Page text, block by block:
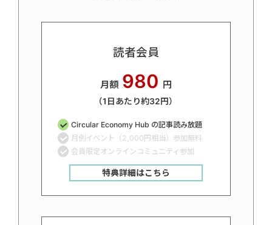
読者会員
月額 980 円
（1日あたり約32円）
Circular Economy Hub の記事読み放題
月例イベント（2,000円相当）参加無料
会員限定オンラインコミュニティ参加
特典詳細はこちら